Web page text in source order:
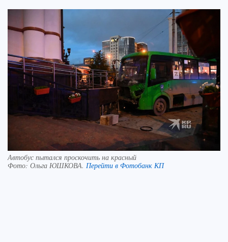
Автобус пытался проскочить на красный
Фото: Ольга ЮШКОВА. Перейти в Фотобанк КП